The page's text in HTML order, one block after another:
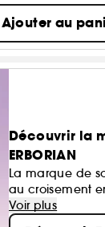
Ajouter au
Découvrir la
ERBORIAN
La marque de
au croisement
Ils répondent à
C’EST VOTRE
Voir plus